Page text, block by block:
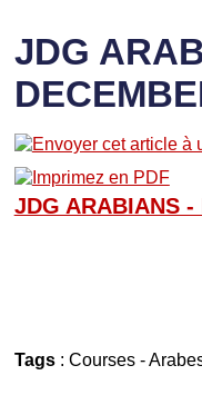
JDG
JDG ARABIANS -
Tags: Courses-